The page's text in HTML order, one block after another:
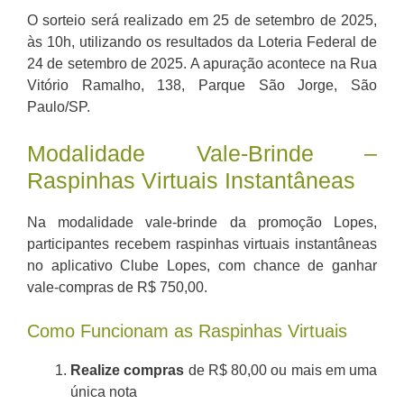
O sorteio será realizado em 25 de setembro de 2025,
às 10h, utilizando os resultados da Loteria Federal de
24 de setembro de 2025. A apuração acontece na Rua
Vitório Ramalho, 138, Parque São Jorge, São
Paulo/SP.
Modalidade Vale-Brinde –
Raspinhas Virtuais Instantâneas
Na modalidade vale-brinde da promoção Lopes,
participantes recebem raspinhas virtuais instantâneas
no aplicativo Clube Lopes, com chance de ganhar
vale-compras de R$ 750,00.
Como Funcionam as Raspinhas Virtuais
Realize compras de R$ 80,00 ou mais em uma
única nota